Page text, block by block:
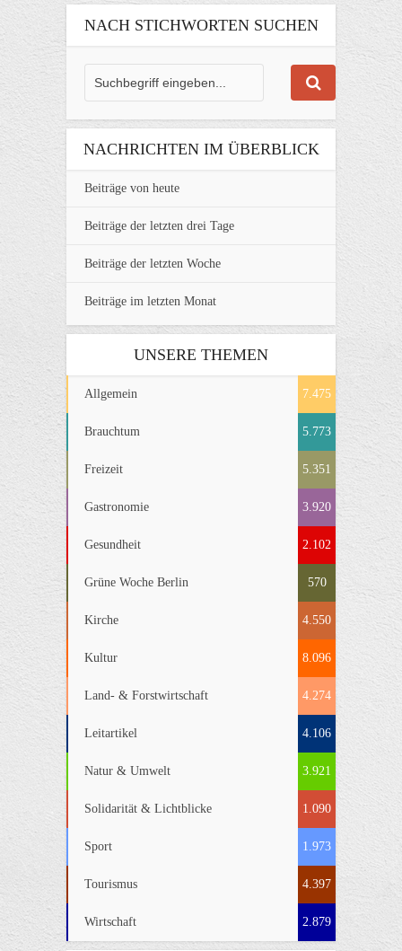
NACH STICHWORTEN SUCHEN
NACHRICHTEN IM ÜBERBLICK
Beiträge von heute
Beiträge der letzten drei Tage
Beiträge der letzten Woche
Beiträge im letzten Monat
UNSERE THEMEN
Allgemein 7.475
Brauchtum 5.773
Freizeit 5.351
Gastronomie 3.920
Gesundheit 2.102
Grüne Woche Berlin 570
Kirche 4.550
Kultur 8.096
Land- & Forstwirtschaft 4.274
Leitartikel 4.106
Natur & Umwelt 3.921
Solidarität & Lichtblicke 1.090
Sport 1.973
Tourismus 4.397
Wirtschaft 2.879